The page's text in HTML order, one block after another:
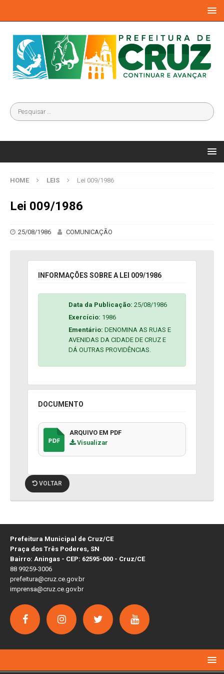
HOME LEIS Lei 009/1986
Lei 009/1986
25/08/1986 COMUNICAÇÃO
INFORMAÇÕES SOBRE A LEI 009/1986
Data da Publicação: 25/08/1986
Exercício: 1986
Ementário: DENOMINA AS RUAS E
AVENIDAS DA CIDADE DE CRUZ E
DÁ OUTRAS PROVIDÊNCIAS.
DOCUMENTO
ARQUIVO EM PDF
Visualizar
VOLTAR
Prefeitura Municipal de Cruz/CE
Praça dos Três Poderes, SN
Bairro: Aningas - CEP: 62595-000 - Cruz/CE
88 99259-3006
prefeitura@cruz.ce.gov.br
imprensa@cruz.ce.gov.br